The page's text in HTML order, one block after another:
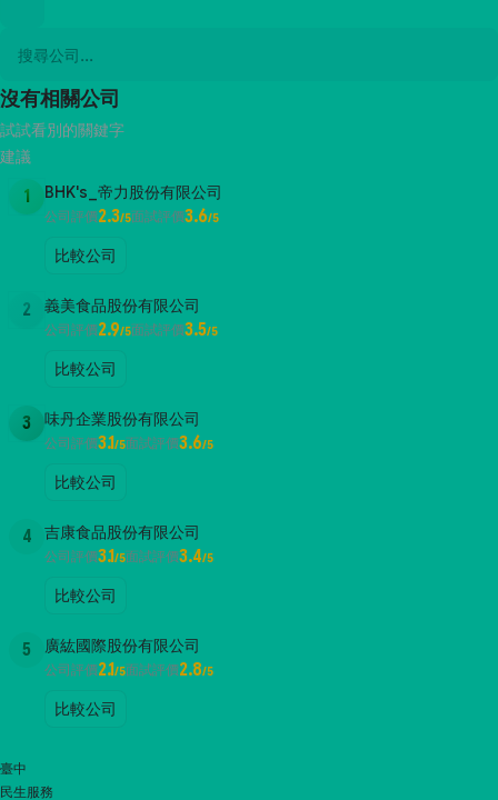
沒有相關公司
試試看別的關鍵字
建議
1 BHK's_帝力股份有限公司
公司評價2.3/5面試評價3.6/5
比較公司
2 義美食品股份有限公司
公司評價2.9/5面試評價3.5/5
比較公司
3 味丹企業股份有限公司
公司評價3.1/5面試評價3.6/5
比較公司
4 吉康食品股份有限公司
公司評價3.1/5面試評價3.4/5
比較公司
5 廣紘國際股份有限公司
公司評價2.1/5面試評價2.8/5
比較公司
臺中
民生服務